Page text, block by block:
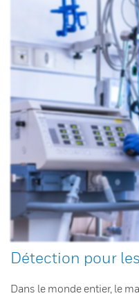
Détection pour
Dans le monde entier, le